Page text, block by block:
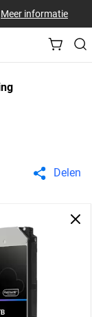
Meer informatie
Delen